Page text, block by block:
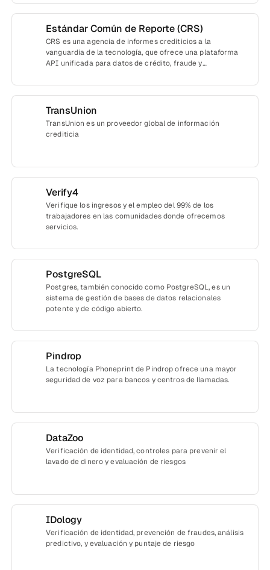
Estándar Común de Reporte (CRS)
CRS es una agencia de informes crediticios a la
vanguardia de la tecnología, que ofrece una plataforma
API unificada para datos de crédito, fraude y
con licencia para trabajar con los principales burós de
crédito y proveedores de datos alternativos, CRS ofrece
soluciones de datos crediticios adaptables y que cumplen
con las normativas, fáciles de integrar mediante API para
empresas de servicios financieros.
TransUnion
TransUnion es un proveedor global de información
crediticia
Verify4
Verifique los ingresos y el empleo del 99% de los
trabajadores en las comunidades donde ofrecemos
servicios.
PostgreSQL
Postgres, también conocido como PostgreSQL, es un
sistema de gestión de bases de datos relacionales
potente y de código abierto.
Pindrop
La tecnología Phoneprint de Pindrop ofrece una mayor
seguridad de voz para bancos y centros de llamadas.
DataZoo
Verificación de identidad, controles para prevenir el
lavado de dinero y evaluación de riesgos
IDology
Verificación de identidad, prevención de fraudes, análisis
predictivo, y evaluación y puntaje de riesgo